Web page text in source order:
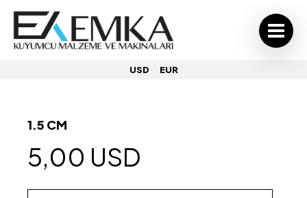
USD EUR
1.5 CM
5,00 USD